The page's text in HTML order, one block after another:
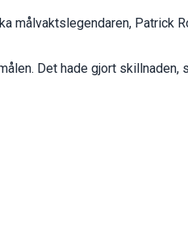
målvaktslegendaren, Patrick
Det hade gjort skillnaden,